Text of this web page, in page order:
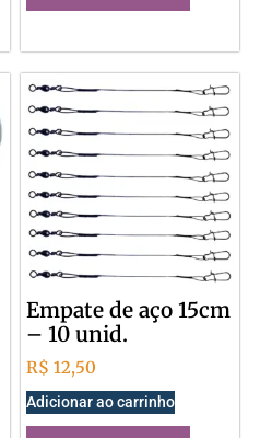
Empate de aço 15cm
– 10 unid.
R$ 12,50
Adicionar ao carrinho